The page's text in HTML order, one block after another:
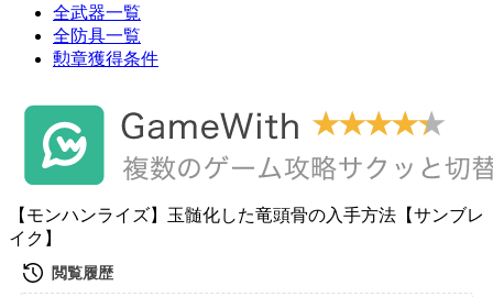
全武器一覧
全防具一覧
勲章獲得条件
【モンハンライズ】玉髄化した竜頭骨の入手方法【サンブレ
イク】